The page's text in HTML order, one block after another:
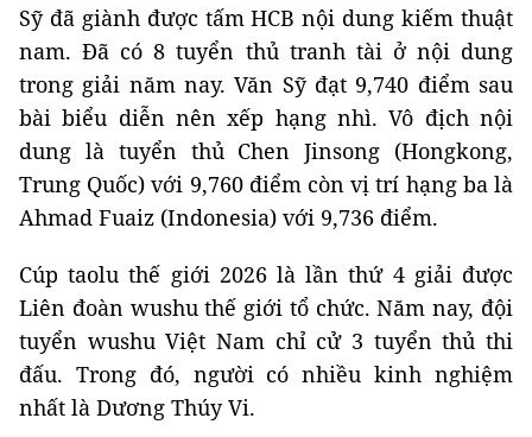
Sỹ đã giành được tấm HCB nội dung kiếm thuật
nam. Đã có 8 tuyển thủ tranh tài ở nội dung
trong giải năm nay. Văn Sỹ đạt 9,740 điểm sau
bài biểu diễn nên xếp hạng nhì. Vô địch nội
dung là tuyển thủ Chen Jinsong (Hongkong,
Trung Quốc) với 9,760 điểm còn vị trí hạng ba là
Ahmad Fuaiz (Indonesia) với 9,736 điểm.
Cúp taolu thế giới 2026 là lần thứ 4 giải được
Liên đoàn wushu thế giới tổ chức. Năm nay, đội
tuyển wushu Việt Nam chỉ cử 3 tuyển thủ thi
đấu. Trong đó, người có nhiều kinh nghiệm
nhất là Dương Thúy Vi.